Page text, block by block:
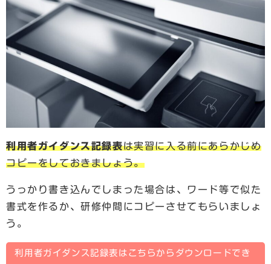
利用者ガイダンス記録表は実習に入る前にあらかじめ
コピーをしておきましょう。
うっかり書き込んでしまった場合は、ワード等で似た
書式を作るか、研修仲間にコピーさせてもらいましょ
う。
利用者ガイダンス記録表はこちらからダウンロードでき